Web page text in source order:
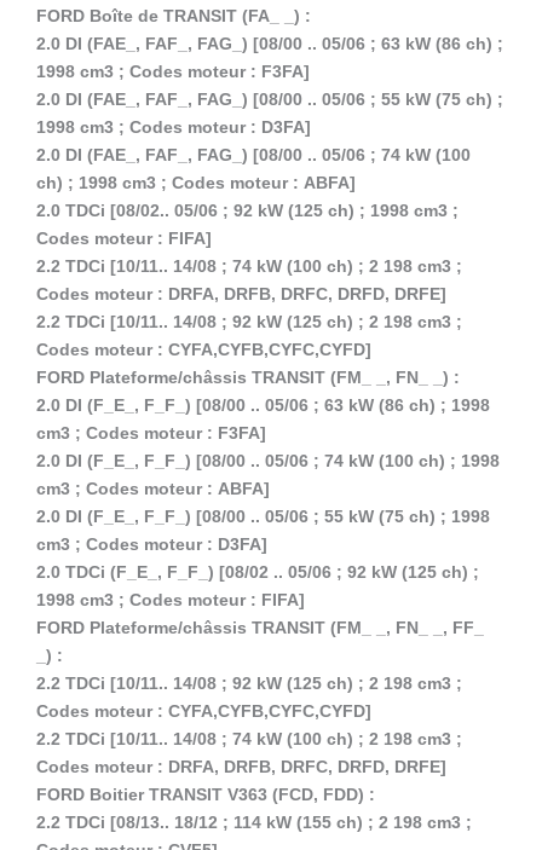
FORD Boîte de TRANSIT (FA_ _) :
2.0 DI (FAE_, FAF_, FAG_) [08/00 .. 05/06 ; 63 kW (86 ch) ;
1998 cm3 ; Codes moteur : F3FA]
2.0 DI (FAE_, FAF_, FAG_) [08/00 .. 05/06 ; 55 kW (75 ch) ;
1998 cm3 ; Codes moteur : D3FA]
2.0 DI (FAE_, FAF_, FAG_) [08/00 .. 05/06 ; 74 kW (100
ch) ; 1998 cm3 ; Codes moteur : ABFA]
2.0 TDCi [08/02.. 05/06 ; 92 kW (125 ch) ; 1998 cm3 ;
Codes moteur : FIFA]
2.2 TDCi [10/11.. 14/08 ; 74 kW (100 ch) ; 2 198 cm3 ;
Codes moteur : DRFA, DRFB, DRFC, DRFD, DRFE]
2.2 TDCi [10/11.. 14/08 ; 92 kW (125 ch) ; 2 198 cm3 ;
Codes moteur : CYFA,CYFB,CYFC,CYFD]
FORD Plateforme/châssis TRANSIT (FM_ _, FN_ _) :
2.0 DI (F_E_, F_F_) [08/00 .. 05/06 ; 63 kW (86 ch) ; 1998
cm3 ; Codes moteur : F3FA]
2.0 DI (F_E_, F_F_) [08/00 .. 05/06 ; 74 kW (100 ch) ; 1998
cm3 ; Codes moteur : ABFA]
2.0 DI (F_E_, F_F_) [08/00 .. 05/06 ; 55 kW (75 ch) ; 1998
cm3 ; Codes moteur : D3FA]
2.0 TDCi (F_E_, F_F_) [08/02 .. 05/06 ; 92 kW (125 ch) ;
1998 cm3 ; Codes moteur : FIFA]
FORD Plateforme/châssis TRANSIT (FM_ _, FN_ _, FF_
_) :
2.2 TDCi [10/11.. 14/08 ; 92 kW (125 ch) ; 2 198 cm3 ;
Codes moteur : CYFA,CYFB,CYFC,CYFD]
2.2 TDCi [10/11.. 14/08 ; 74 kW (100 ch) ; 2 198 cm3 ;
Codes moteur : DRFA, DRFB, DRFC, DRFD, DRFE]
FORD Boitier TRANSIT V363 (FCD, FDD) :
2.2 TDCi [08/13.. 18/12 ; 114 kW (155 ch) ; 2 198 cm3 ;